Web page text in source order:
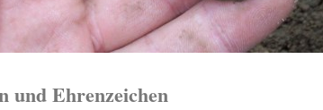
und Ehrenzeichen